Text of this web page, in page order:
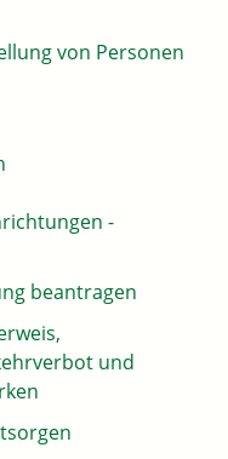
von Personen
-
beantragen
und